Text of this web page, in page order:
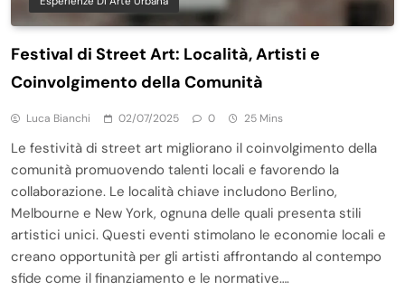
Festival di Street Art: Località, Artisti e
Coinvolgimento della Comunità
Luca Bianchi 02/07/2025 0 25 Mins
Le festività di street art migliorano il coinvolgimento della
comunità promuovendo talenti locali e favorendo la
collaborazione. Le località chiave includono Berlino,
Melbourne e New York, ognuna delle quali presenta stili
artistici unici. Questi eventi stimolano le economie locali e
creano opportunità per gli artisti affrontando al contempo
sfide come il finanziamento e le normative….